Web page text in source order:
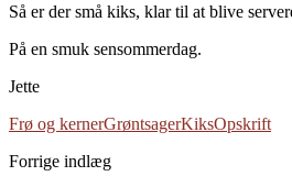
Så er der små kiks, klar til at blive
På en smuk sensommerdag.
Jette
Frø og kernerGrøntsagerKiksOpskrift
Forrige indlæg